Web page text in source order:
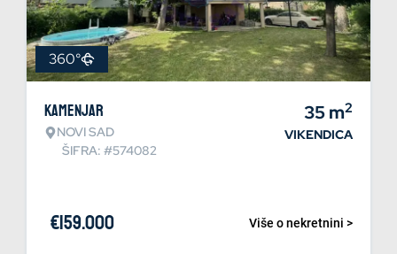
360°
Kamenjar
NOVI SAD
ŠIFRA: #574082
35m2
VIKENDICA
Više o nekretnini >
€159.000